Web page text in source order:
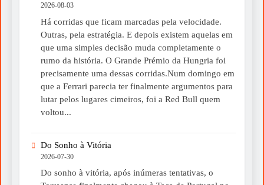
2026-08-03
Há corridas que ficam marcadas pela velocidade.
Outras, pela estratégia. E depois existem aquelas em
que uma simples decisão muda completamente o
rumo da história. O Grande Prémio da Hungria foi
precisamente uma dessas corridas.Num domingo em
que a Ferrari parecia ter finalmente argumentos para
lutar pelos lugares cimeiros, foi a Red Bull quem
voltou...
Do Sonho à Vitória
2026-07-30
Do sonho à vitória, após inúmeras tentativas, o